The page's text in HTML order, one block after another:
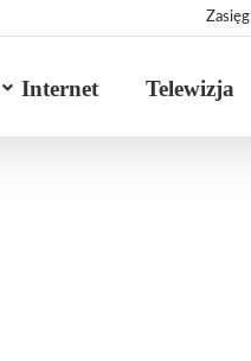
Zasięg
Internet Telewizja